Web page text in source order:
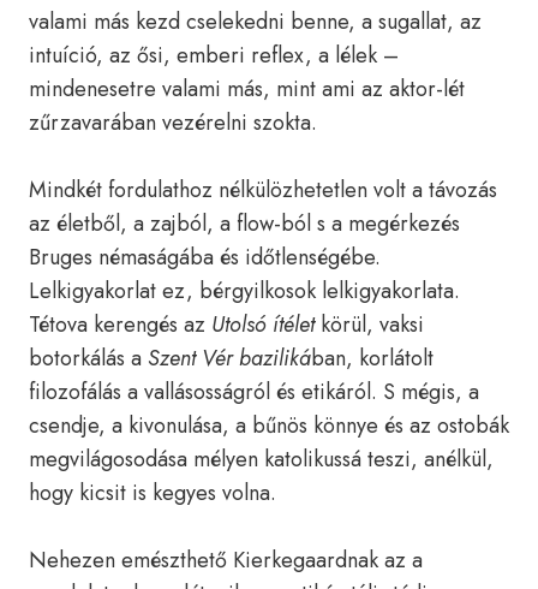
valami más kezd cselekedni benne, a sugallat, az
intuíció, az ősi, emberi reflex, a lélek –
mindenesetre valami más, mint ami az aktor-lét
zűrzavarában vezérelni szokta.
Mindkét fordulathoz nélkülözhetetlen volt a távozás
az életből, a zajból, a flow-ból s a megérkezés
Bruges némaságába és időtlenségébe.
Lelkigyakorlat ez, bérgyilkosok lelkigyakorlata.
Tétova kerengés az Utolsó ítéletkörül, vaksi
botorkálás a Szent Vérbazilikában, korlátolt
filozofálás a vallásosságról és etikáról. S mégis, a
csendje, a kivonulása, a bűnös könnye és az ostobák
megvilágosodása mélyen katolikussá teszi, anélkül,
hogy kicsit is kegyes volna.
Nehezen emészthető Kierkegaardnak az a